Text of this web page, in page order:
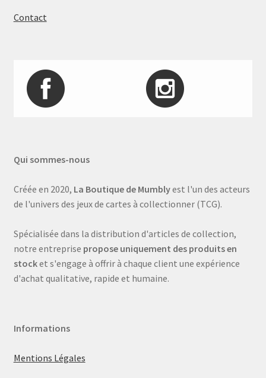
Contact
Qui sommes-nous
Créée en 2020, La Boutique de Mumblyest l'un des acteurs
de l'univers des jeux de cartes à collectionner (TCG).
Spécialisée dans la distribution d'articles de collection,
notre entreprise propose uniquement des produits en
stocket s'engage à offrir à chaque client une expérience
d'achat qualitative, rapide et humaine.
Informations
Mentions Légales